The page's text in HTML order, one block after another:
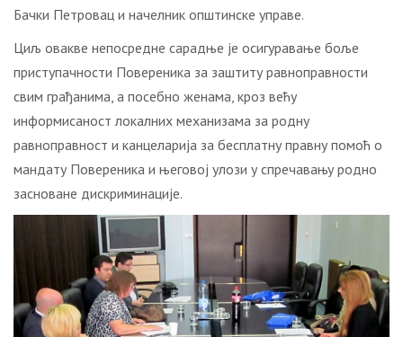
Бачки Петровац и начелник општинске управе.
Циљ овакве непосредне сарадње је осигуравање боље
приступачности Повереника за заштиту равноправности
свим грађанима, а посебно женама, кроз већу
информисаност локалних механизама за родну
равноправност и канцеларија за бесплатну правну помоћ о
мандату Повереника и његовој улози у спречавању родно
засноване дискриминације.